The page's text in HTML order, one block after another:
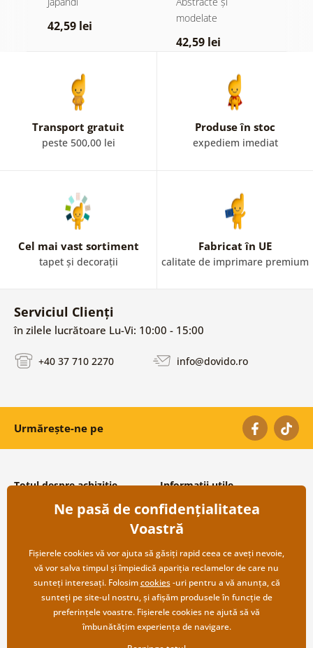
42,59 lei
modelate
42,59 lei
Transport gratuit
peste 500,00 lei
Produse în stoc
expediem imediat
Cel mai vast sortiment
tapet și decorații
Fabricat în UE
calitate de imprimare premium
Serviciul Clienți
în zilele lucrătoare Lu-Vi: 10:00 - 15:00
+40 37 710 2270 info@dovido.ro
Urmărește-ne pe
Totul despre achiziție
Condiții și termeni generali
Protecția datelor personale
Transport și modalități de plată
Returnare
Informații utile
Despre noi
Întrebări frecvente
Contacte
Cooperare angro
Ne pasă de confidențialitatea
Voastră
Fișierele cookies vă vor ajuta să găsiți rapid ceea ce aveți nevoie,
vă vor salva timpul și împiedică apariția reclamelor de care nu
sunteți interesați. Folosimcookies-uri pentru a vă anunța, că
sunteți pe site-ul nostru, și afișăm produsele în funcție de
preferințele voastre. Fișierele cookies ne ajută să vă
îmbunătățim experiența de navigare.